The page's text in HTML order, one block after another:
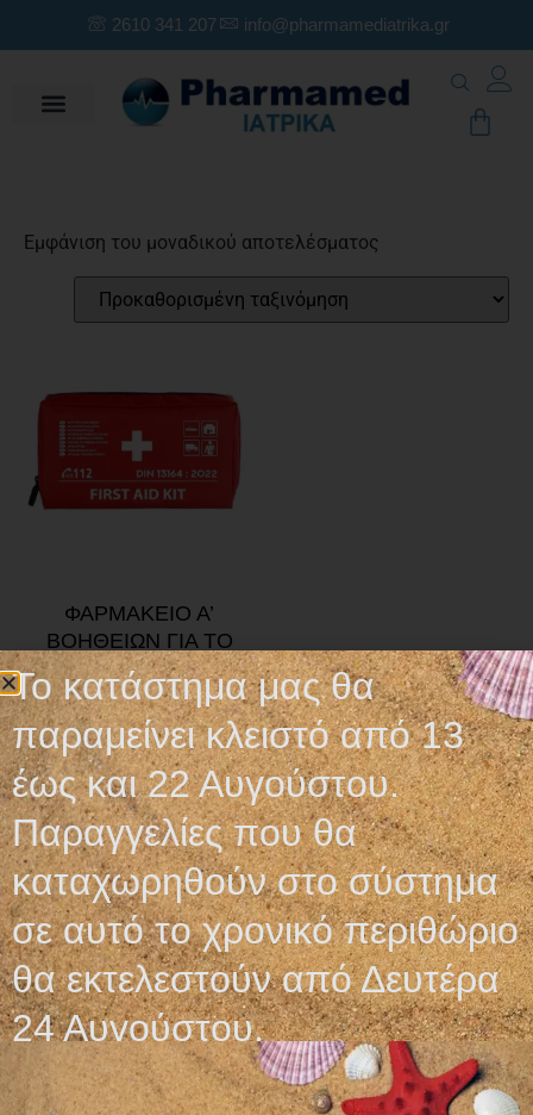
2610 341 207 info@pharmamediatrika.gr
Εμφάνιση του μοναδικού αποτελέσματος
ΦΑΡΜΑΚΕΙΟ Α’
ΒΟΗΘΕΙΩΝ ΓΙΑ ΤΟ
ΑΥΤΟΚΙΝΗΤΟ
18,00€ 13,90€
Προσθήκη στο καλάθι
Ωράριο λειτουργίας
ΕΙΔΙΚΟ ΘΕΡΙΝΟ ΩΡΑΡΙΟ
ΔΕΥ-ΠΑΡ: 09:00-14:30
ΣΑΒ – ΚΥΡ: ΚΛΕΙΣΤΑ
Το κατάστημα μας θα
παραμείνει κλειστό από 13
έως και 22 Αυγούστου.
Παραγγελίες που θα
καταχωρηθούν στο σύστημα
σε αυτό το χρονικό περιθώριο
θα εκτελεστούν από Δευτέρα
24 Αυγούστου.